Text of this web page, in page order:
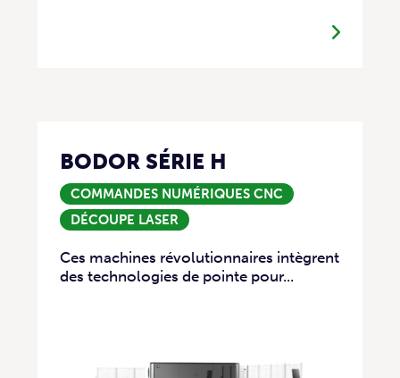
BODOR SÉRIE H
COMMANDES NUMÉRIQUES CNC
DÉCOUPE LASER
Ces machines révolutionnaires intègrent
des technologies de pointe pour...